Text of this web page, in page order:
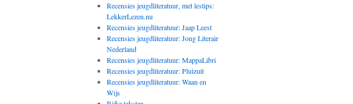
Recensies jeugdliteratuur, met lestips:
LekkerLezen.nu
Recensies jeugdliteratuur: Jaap Leest
Recensies jeugdliteratuur: Jong Literair
Nederland
Recensies jeugdliteratuur: MappaLibri
Recensies jeugdliteratuur: Pluizuit
Recensies jeugdliteratuur: Waan en
Wijs